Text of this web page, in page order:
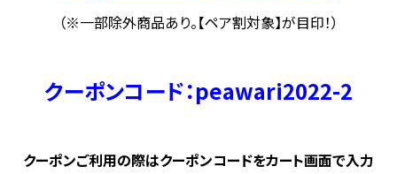
（※一部除外商品あり。【ペア割対象】が目印！）
クーポンコード：peawari2022-2
クーポンご利用の際はクーポンコードをカート画面で入力